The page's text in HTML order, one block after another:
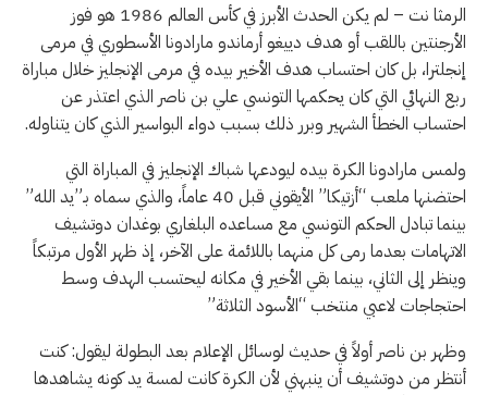
الرمثا نت – لم يكن الحدث الأبرز في كأس العالم 1986 هو فوز
الأرجنتين باللقب أو هدف دييغو أرماندو مارادونا الأسطوري في مرمى
إنجلترا، بل كان احتساب هدف الأخير بيده في مرمى الإنجليز خلال مباراة
ربع النهائي التي كان يحكمها التونسي علي بن ناصر الذي اعتذر عن
احتساب الخطأ الشهير وبرر ذلك بسبب دواء البواسير الذي كان يتناوله.
ولمس مارادونا الكرة بيده ليودعها شباك الإنجليز في المباراة التي
احتضنها ملعب “أزتيكا” الأيقوني قبل 40 عاماً، والذي سماه بـ”يد الله”
بينما تبادل الحكم التونسي مع مساعده البلغاري بوغدان دوتشيف
الاتهامات بعدما رمى كل منهما باللائمة على الآخر، إذ ظهر الأول مرتبكاً
وينظر إلى الثاني، بينما بقي الأخير في مكانه ليحتسب الهدف وسط
احتجاجات لاعبي منتخب “الأسود الثلاثة”
وظهر بن ناصر أولاً في حديث لوسائل الإعلام بعد البطولة ليقول: كنت
أنتظر من دوتشيف أن ينبهني لأن الكرة كانت لمسة يد كونه يشاهدها